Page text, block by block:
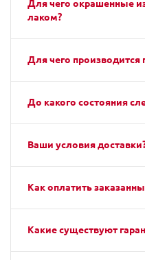
Для чего окрашенные
лаком?
Для чего производится
До какого состояния
Ваши условия
Как оплатить
Какие существуют